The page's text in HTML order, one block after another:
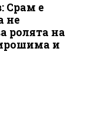
Срам е
не
ролята на
и